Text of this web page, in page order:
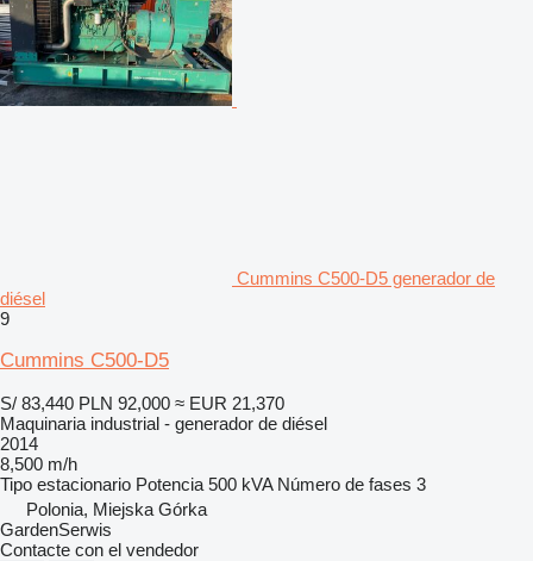
Cummins C500-D5 generador de
diésel
9
Cummins C500-D5
S/ 83,440 PLN 92,000 ≈ EUR 21,370
Maquinaria industrial - generador de diésel
2014
8,500 m/h
Tipo estacionario Potencia 500 kVA Número de fases 3
Polonia, Miejska Górka
GardenSerwis
Contacte con el vendedor